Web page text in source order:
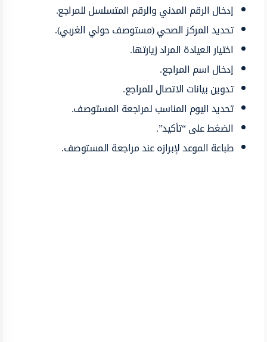
إدخال الرقم المدني والرقم المتسلسل للمراجع.
تحديد المركز الصحي (مستوصف حولي الغربي).
اختيار العيادة المراد زيارتها.
إدخال اسم المراجع.
تدوين بيانات الاتصال للمراجع.
تحديد اليوم المناسب لمراجعة المستوصف.
الضغط على “تأكيد”.
طباعة الموعد لإبرازه عند مراجعة المستوصف.